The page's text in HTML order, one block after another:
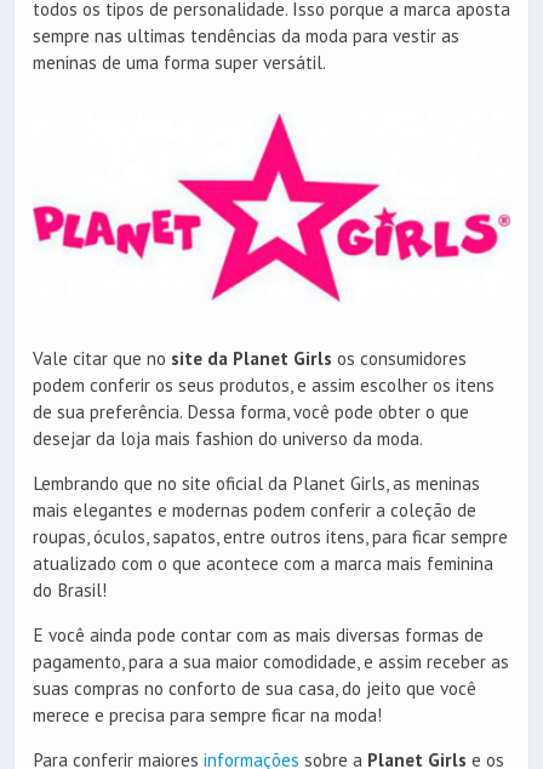
todos os tipos de personalidade. Isso porque a marca aposta
sempre nas ultimas tendências da moda para vestir as
meninas de uma forma super versátil.
Vale citar que no site da Planet Girls os consumidores
podem conferir os seus produtos, e assim escolher os itens
de sua preferência. Dessa forma, você pode obter o que
desejar da loja mais fashion do universo da moda.
Lembrando que no site oficial da Planet Girls, as meninas
mais elegantes e modernas podem conferir a coleção de
roupas, óculos, sapatos, entre outros itens, para ficar sempre
atualizado com o que acontece com a marca mais feminina
do Brasil!
E você ainda pode contar com as mais diversas formas de
pagamento, para a sua maior comodidade, e assim receber as
suas compras no conforto de sua casa, do jeito que você
merece e precisa para sempre ficar na moda!
Para conferir maiores informações sobre a Planet Girls e os